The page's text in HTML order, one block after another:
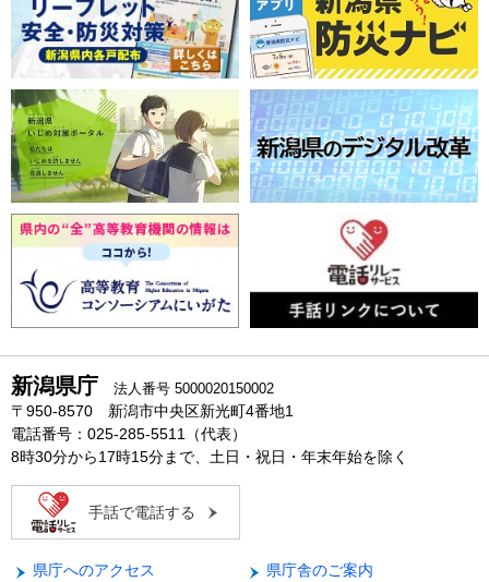
新潟県庁 法人番号 5000020150002
〒950-8570 新潟市中央区新光町4番地1
電話番号：025-285-5511（代表）
8時30分から17時15分まで、土日・祝日・年末年始を除く
手話で電話する
県庁へのアクセス 県庁舎のご案内